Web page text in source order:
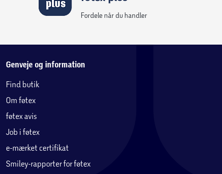
Et 2-i-1-sæt med sjove strandscener at bygge
Dette kreative sæt omfatter 3 modeller til ombygning, 2
kuffert.
Fordele når du handler
Genveje og information
Find butik
Om føtex
føtex avis
Job i føtex
e-mærket certifikat
Smiley-rapporter for føtex